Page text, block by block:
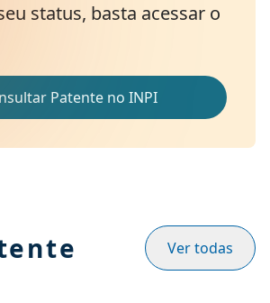
status, basta acessar o
Patente no INPI
Ver todas